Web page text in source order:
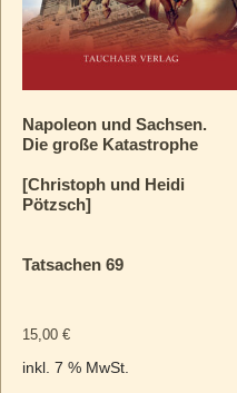
Napoleon und Sachsen.
Die große Katastrophe
[Christoph und Heidi
Pötzsch]
Tatsachen 69
15,00 €
inkl. 7 % MwSt.